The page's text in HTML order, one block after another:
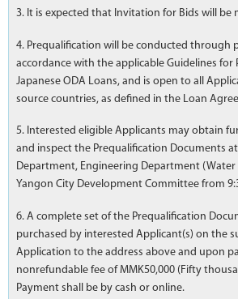
3. It is expected that Invitation for Bids will be
4. Prequalification will be conducted through
accordance with the applicable Guidelines
Japanese ODA Loans, and is open to all
source countries, as defined in the Loan
5. Interested eligible Applicants may obtain
and inspect the Prequalification Documents
Department, Engineering Department (Water
Yangon City Development Committee from
6. A complete set of the Prequalification
purchased by interested Applicant(s) on the
Application to the address above and upon
nonrefundable fee of MMK50,000 (Fifty
Payment shall be by cash or online.